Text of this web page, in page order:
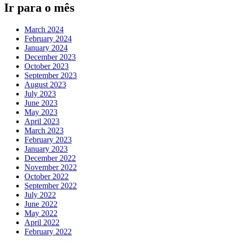
Ir para o mês
March 2024
February 2024
January 2024
December 2023
October 2023
September 2023
August 2023
July 2023
June 2023
May 2023
April 2023
March 2023
February 2023
January 2023
December 2022
November 2022
October 2022
September 2022
July 2022
June 2022
May 2022
April 2022
February 2022